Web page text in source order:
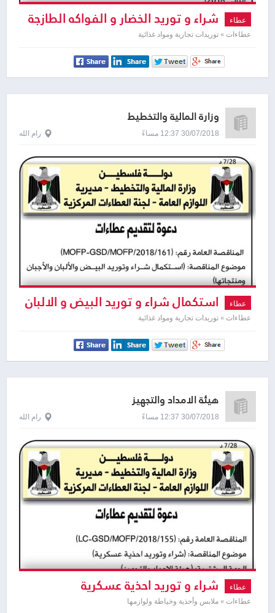
عطاء شراء و توريد الخضار و الفواكه الطازجة
عطاءات » توريدات تجارية ومواد غذائية
وزارة المالية والتخطيط
30/07/2018 12:37 مساءً رام الله
عطاء استكمال شراء و توريد البيض و الالبان
و الاجبان و منتجاتها
عطاءات » توريدات تجارية ومواد غذائية
هيئة الامداد والتجهيز
30/07/2018 12:37 مساءً رام الله
عطاء شراء و توريد احذية عسكرية
عطاءات » ملابس وأحذية وخياطة ولوازمها